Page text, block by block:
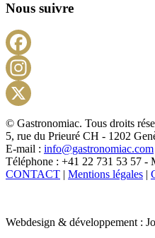
Nous suivre
© Gastronomiac. Tous droits
5, rue du Prieuré CH - 1202
E-mail : info@gastronomiac.com
Téléphone : +41 22 731 53 57 -
CONTACT | Mentions légales |
Webdesign & développement :